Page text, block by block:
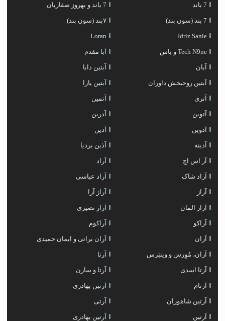
7 باند 7 باند و بهروز صفاریان
7 بند (سون بند) ۷بند (سون بند)
Idriz Sanie
Loran
Tech N9ne و یاس آبا مقدم
آبان آبتین دابا
آبتین روحبخش داوران آبتین یارا
آتری آتمین
آتوین آدرین
آدوین آدین
آدینه آذین بردیا
آر اس اچ آراد
آراد شاک آراد عباسی
آراز آراز آرا
آراز المان آراز نصیری
آراکو آراکوم
آران آران براتی و ایمان حمیدی
آران، مُوِرس و وینتِرس آرتا
آرتا اسدی آرتا و سارن
آرتام آرتبن بهادری
آرتين شاهوران آرتی
آرتین آرتین بهادری